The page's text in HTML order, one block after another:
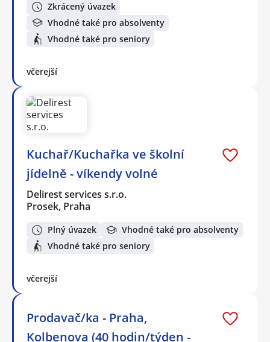
Zkrácený úvazek
Vhodné také pro absolventy
Vhodné také pro seniory
včerejší
Kuchař/Kuchařka ve školní
jídelně - víkendy volné
Delirest services s.r.o.
Prosek, Praha
Plný úvazek
Vhodné také pro absolventy
Vhodné také pro seniory
včerejší
Prodavač/ka - Praha,
Kolbenova (40 hodin/týden -